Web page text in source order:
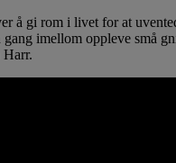
å gi rom i livet for at
gang imellom oppleve små